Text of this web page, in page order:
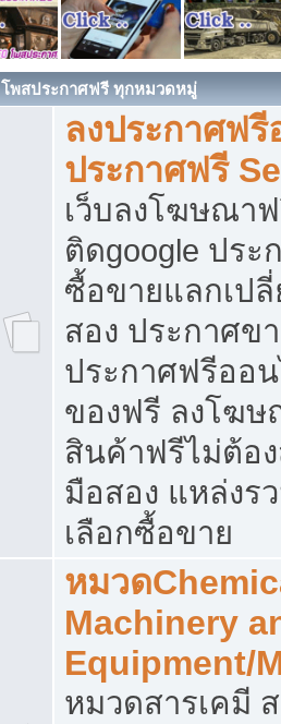
โพสประกาศฟรี ทุกหมวดหมู่
ลงประกาศฟ
ประกาศฟรี
เว็บลงโฆษณา
ติดgoogle ปร
ซื้อขายแลกเป
สอง ประกาศข
ประกาศฟรีออ
ของฟรี ลงโฆ
สินค้าฟรีไม่ต้อ
มือสอง แหล่งร
เลือกซื้อขาย
หมวด
Machinery
Equipment/
หมวดสารเคมี